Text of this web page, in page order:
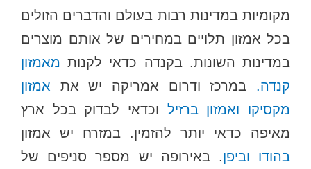
מקומיות במדינות רבות בעולם והדברים הזולים
בכל אמזון תלויים במחירים של אותם מוצרים
במדינות השונות. בקנדה כדאי לקנות מאמזון
קנדה.במרכז ודרום אמריקה יש את
אמזון
מקסיקו
ואמזון ברזילוכדאי לבדוק בכל ארץ
מאיפה כדאי יותר להזמין. במזרח יש אמזון
בהודו
וביפן. באירופה יש מספר סניפים של